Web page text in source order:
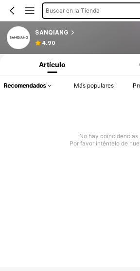
Buscar en la Tienda
SANQIANG
4.90
Artículo
Recomendados Más populares
No hay coincidencias
Por favor inténtelo de